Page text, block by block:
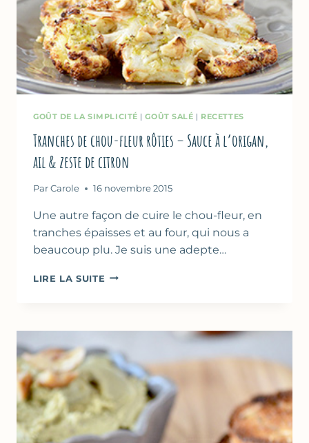
GOÛT DE LA SIMPLICITÉ |GOÛT SALÉ | RECETTES
Tranches de chou-fleur rôties – Sauce à l’origan,
ail & zeste de citron
Par Carole 16 novembre 2015
Une autre façon de cuire le chou-fleur, en
tranches épaisses et au four, qui nous a
beaucoup plu. Je suis une adepte…
LIRE LA SUITE TRANCHES
RÔTIES
SAUCE
L’ORIGAN,
AIL
&
ZESTE
DE